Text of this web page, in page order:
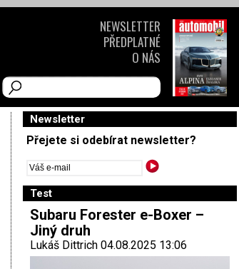
Newsletter
Přejete si odebírat newsletter?
Test
Subaru Forester e-Boxer –
Jiný druh
Lukáš Dittrich 04.08.2025 13:06
NEWSLETTER
PŘEDPLATNÉ
O NÁS